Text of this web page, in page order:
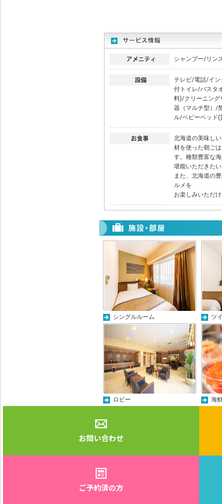
シャンプー/リン
テレビ/電話/イン
付トイレ/バスタ
料)/クリーニン
器（マルチ型）/
ル/ベビーベッド
北海道の美味し
材を使った朝ご
す。種類豊富な
堪能いただきた
また、北海道の
ルメを
お楽しみいただ
シングルルーム ツ
ロビー 海
お問い合わせ
ご予約済の方